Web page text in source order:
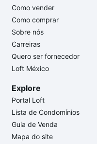
Como vender
Como comprar
Sobre nós
Carreiras
Quero ser fornecedor
Loft México
Explore
Portal Loft
Lista de Condomínios
Guia de Venda
Mapa do site